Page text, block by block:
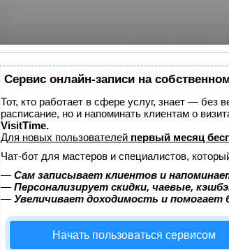
Сервис онлайн-записи на
Тот, кто работает в сфере услуг, знает — без
расписание, но и напоминать клиентам о
VisitTime.
Для новых пользователей первый месяц
Чат-бот для мастеров и специалистов,
— Сам записывает клиентов и
— Персонализирует скидки, чаевые,
— Увеличивает доходимость и
Начать пользоваться сервисом